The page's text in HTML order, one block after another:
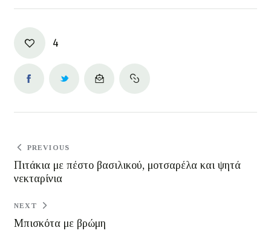
4
PREVIOUS
Πιτάκια με πέστο βασιλικού, μοτσαρέλα και ψητά
νεκταρίνια
NEXT
Μπισκότα με βρώμη